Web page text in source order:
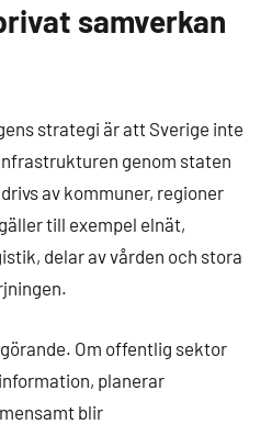
samverkan
strategi är att Sverige inte
genom staten
av kommuner, regioner
till exempel elnät,
delar av vården och stora
Om offentlig sektor
planerar
blir